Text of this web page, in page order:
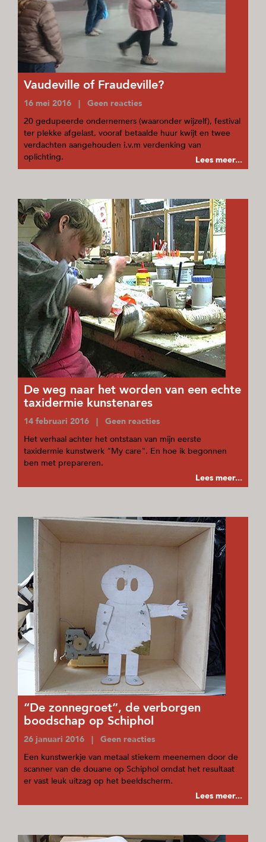
Vaudeville of Fraudeville?
16 mei 2016 | Geen reacties
20 gedupeerde ondernemers (waaronder wijzelf), festival
ter plekke afgelast, vooraf betaalde huur kwijt en twee
verdachten aangehouden i.v.m verdenking van
oplichting.
Lees meer...
De weg naar het worden van een echte
taxidermie kunstenares
14 februari 2016 | Geen reacties
Het verhaal achter het ontstaan van mijn eerste
taxidermie kunstwerk "My care". En hoe ik begonnen
ben met prepareren.
Lees meer...
“De zonnegroet”, de verborgen
boodschap op Schiphol
26 januari 2016 | Geen reacties
Een kunstwerkje van metaal stiekem meenemen door de
scanner van de douane op Schiphol omdat het resultaat
er vast leuk uitzag op het beeldscherm.
Lees meer...